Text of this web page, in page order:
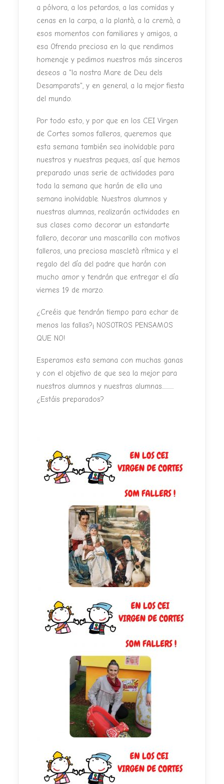
a pólvora, a los petardos, a las comidas y
cenas en la carpa, a la plantà, a la cremà, a
esos momentos con familiares y amigos, a
esa Ofrenda preciosa en la que rendimos
homenaje y pedimos nuestros más sinceros
deseos a "la nostra Mare de Deu dels
Desamparats", y en general, a la mejor fiesta
del mundo.
Por todo esto, y por que en los CEI Virgen
de Cortes somos falleros, queremos que
esta semana también sea inolvidable para
nuestros y nuestras peques, así que hemos
preparado unas serie de actividades para
toda la semana que harán de ella una
semana inolvidable. Nuestros alumnos y
nuestras alumnas, realizarán actividades en
sus clases como decorar un estandarte
fallero, decorar una mascarilla con motivos
falleros, una preciosa mascletà rítmica y el
regalo del día del padre que harán con
mucho amor y tendrán que entregar el día
viernes 19 de marzo.
¿Creéis que tendrán tiempo para echar de
menos las fallas?¡ NOSOTROS PENSAMOS
QUE NO!
Esperamos esta semana con muchas ganas
y con el objetivo de que sea la mejor para
nuestros alumnos y nuestras alumnas............
¿Estáis preparados?